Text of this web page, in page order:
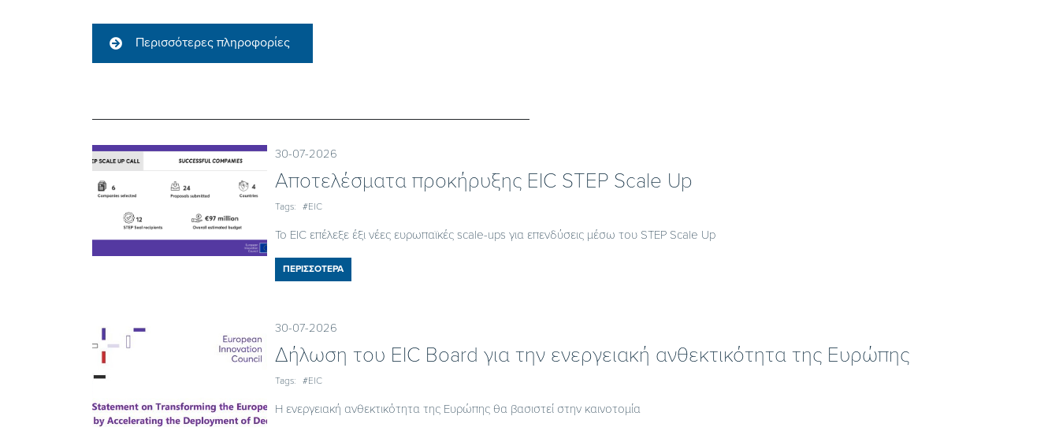
Περισσότερες πληροφορίες
30-07-2026
Αποτελέσματα προκήρυξης EIC STEP Scale Up
Tags: #EIC
Το EIC επέλεξε έξι νέες ευρωπαϊκές scale-ups για επενδύσεις μέσω του STEP Scale Up
ΠΕΡΙΣΣΟΤΕΡΑ
30-07-2026
Δήλωση του EIC Board για την ενεργειακή ανθεκτικότητα της Ευρώπης
Tags: #EIC
Η ενεργειακή ανθεκτικότητα της Ευρώπης θα βασιστεί στην καινοτομία